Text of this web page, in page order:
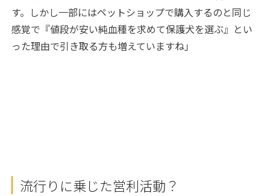
す。しかし一部にはペットショップで購入するのと同じ
感覚で『値段が安い純血種を求めて保護犬を選ぶ』とい
った理由で引き取る方も増えていますね」
流行りに乗じた営利活動？